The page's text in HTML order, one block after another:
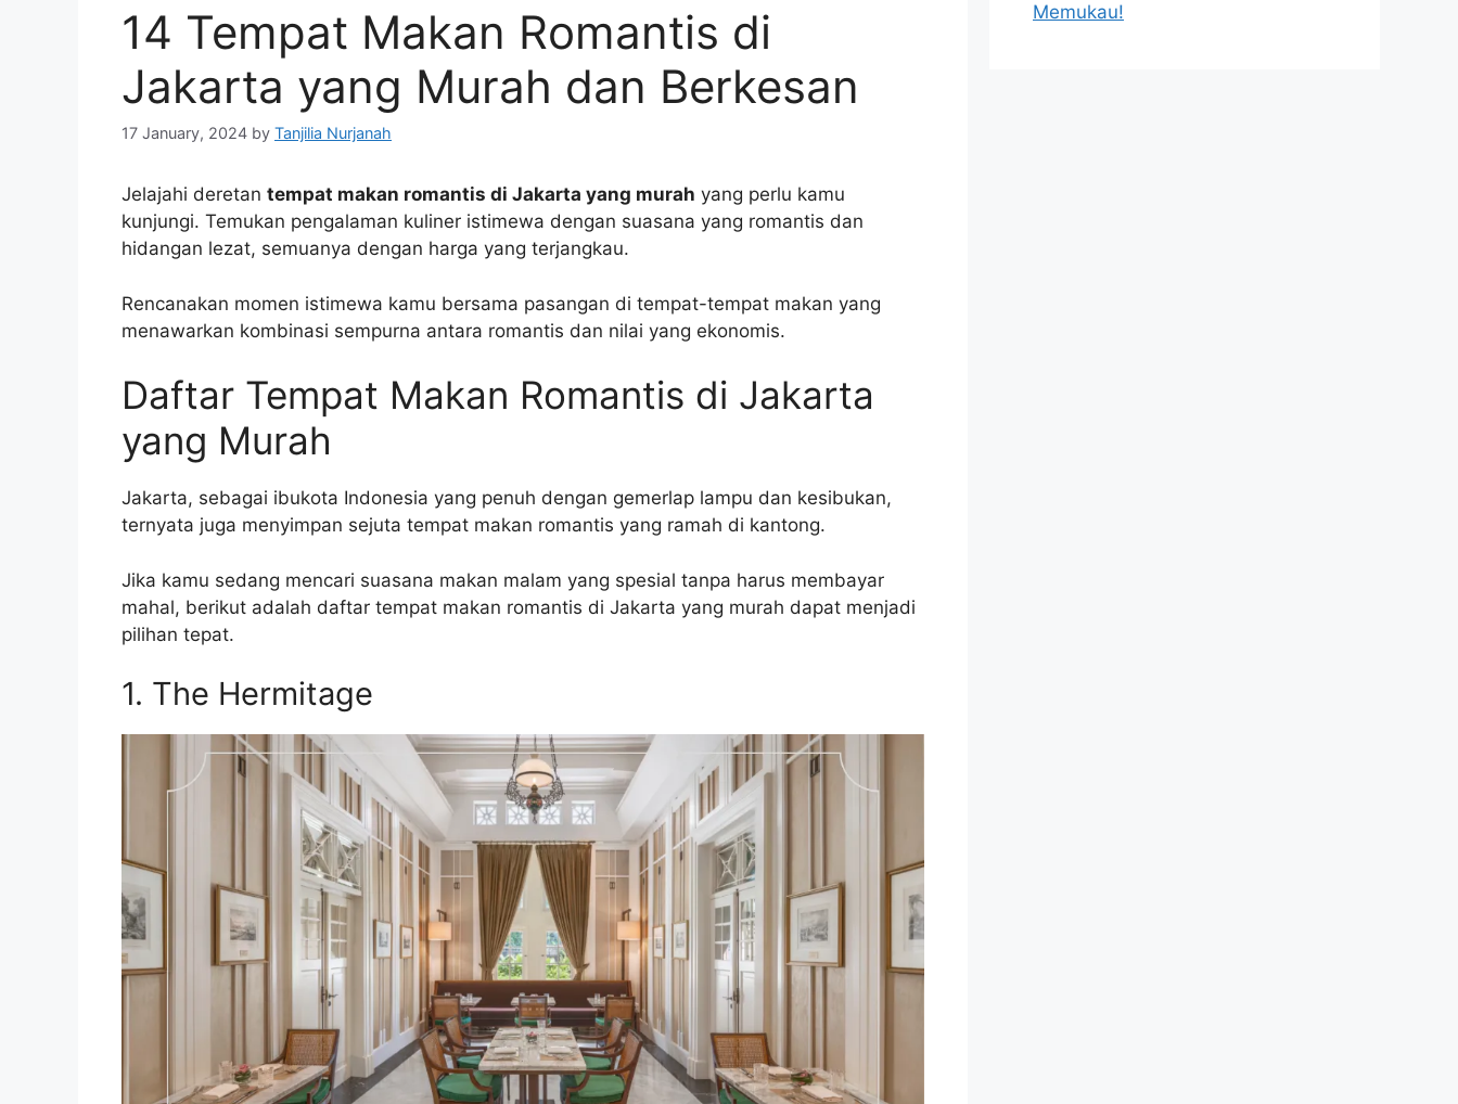
14 Tempat Makan Romantis di
Jakarta yang Murah dan Berkesan
17 January, 2024 by Tanjilia Nurjanah
Jelajahi deretan tempat makan romantis di Jakarta yang murah yang perlu kamu
kunjungi. Temukan pengalaman kuliner istimewa dengan suasana yang romantis dan
hidangan lezat, semuanya dengan harga yang terjangkau.
Rencanakan momen istimewa kamu bersama pasangan di tempat-tempat makan yang
menawarkan kombinasi sempurna antara romantis dan nilai yang ekonomis.
Daftar Tempat Makan Romantis di Jakarta
yang Murah
Jakarta, sebagai ibukota Indonesia yang penuh dengan gemerlap lampu dan kesibukan,
ternyata juga menyimpan sejuta tempat makan romantis yang ramah di kantong.
Jika kamu sedang mencari suasana makan malam yang spesial tanpa harus membayar
mahal, berikut adalah daftar tempat makan romantis di Jakarta yang murah dapat menjadi
pilihan tepat.
1. The Hermitage
Memukau!